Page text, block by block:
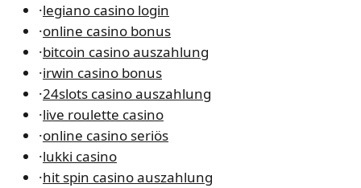
·legiano casino login
·online casino bonus
·bitcoin casino auszahlung
·irwin casino bonus
·24slots casino auszahlung
·live roulette casino
·online casino seriös
·lukki casino
·hit spin casino auszahlung